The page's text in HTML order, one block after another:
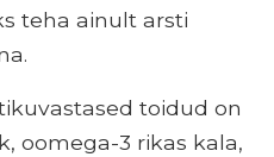
teha ainult arsti
toidud on
oomega-3 rikas kala,